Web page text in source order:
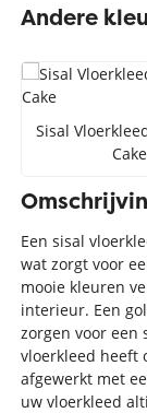
Andere
Sisal
Cake
Een sisal
wat zorgt voor
mooie kleuren
interieur. Een
zorgen voor een
vloerkleed heeft
afgewerkt met
uw vloerkleed